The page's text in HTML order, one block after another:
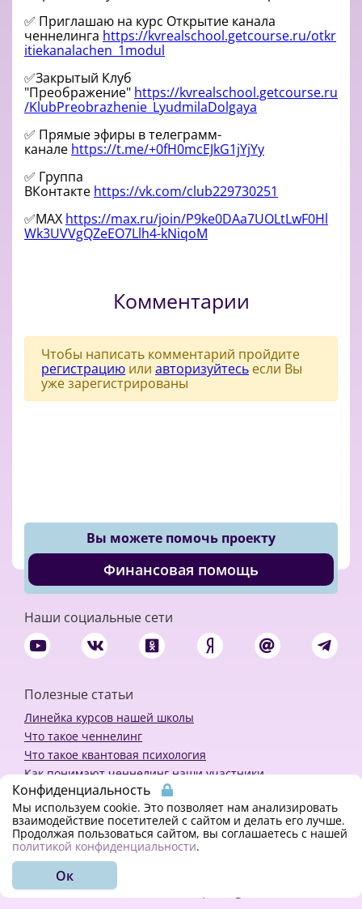
✅ Приглашаю на курс Открытие канала
ченнелинга https://kvrealschool.getcourse.ru/otkr
itiekanalachen_1modul
✅Закрытый Клуб
"Преображение" https://kvrealschool.getcourse.ru
/KlubPreobrazhenie_LyudmilaDolgaya
✅ Прямые эфиры в телеграмм-
канале https://t.me/+0fH0mcEJkG1jYjYy
✅ Группа
ВКонтакте https://vk.com/club229730251
✅MAX https://max.ru/join/P9ke0DAa7UOLtLwF0Hl
Wk3UVVgQZeEO7Llh4-kNiqoM
Комментарии
Чтобы написать комментарий пройдите
регистрацию или авторизуйтесь если Вы
уже зарегистрированы
Вы можете помочь проекту
Финансовая помощь
Наши социальные сети
Полезные статьи
Линейка курсов нашей школы
Что такое ченнелинг
Что такое квантовая психология
Как понимают ченнелинг наши участники
Политика конфиденциальности
Закажи ченнелинг
© 2018 - 2023 Kvreal2018 | All rights reserved.
Конфиденциальность
Мы используем cookie. Это позволяет нам анализировать
взаимодействие посетителей с сайтом и делать его лучше.
Продолжая пользоваться сайтом, вы соглашаетесь с нашей
политикой конфиденциальности.
Ок